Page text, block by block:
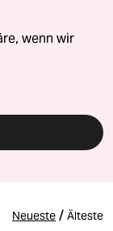
wenn wir
Neueste / Älteste